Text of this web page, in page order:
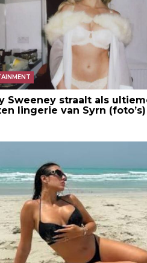
Sweeney straalt als
lingerie van Syrn (foto’s)